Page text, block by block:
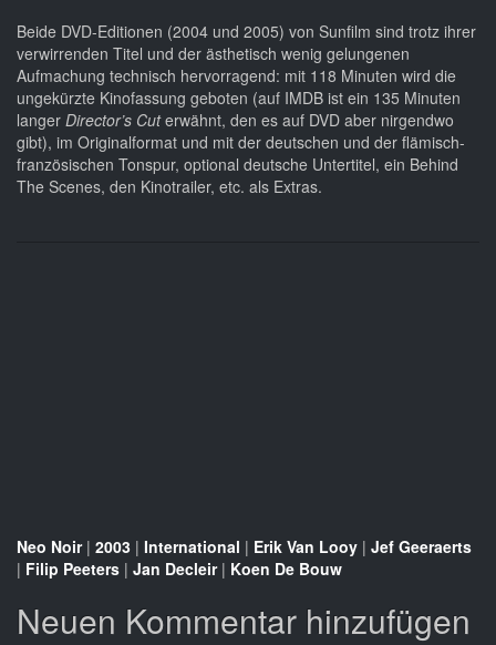
Beide DVD-Editionen (2004 und 2005) von Sunfilm sind trotz ihrer
verwirrenden Titel und der ästhetisch wenig gelungenen
Aufmachung technisch hervorragend: mit 118 Minuten wird die
ungekürzte Kinofassung geboten (auf IMDB ist ein 135 Minuten
langer Director’s Cuterwähnt, den es auf DVD aber nirgendwo
gibt), im Originalformat und mit der deutschen und der flämisch-
französischen Tonspur, optional deutsche Untertitel, ein Behind
The Scenes, den Kinotrailer, etc. als Extras.
Neo Noir| 2003 | International | Erik Van Looy | Jef Geeraerts
| Filip Peeters | Jan Decleir| Koen De Bouw
Neuen Kommentar hinzufügen